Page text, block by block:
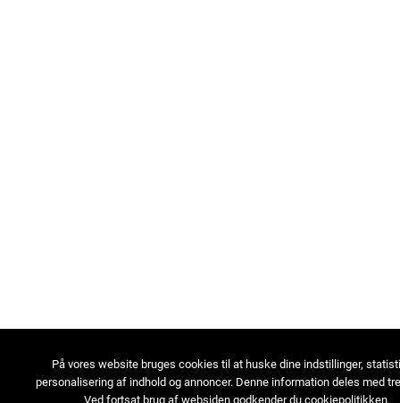
På vores website bruges cookies til at huske dine indstillinger,
personalisering af indhold og annoncer. Denne information deles med
Ved fortsat brug af websiden godkender du cookiepolitikken.